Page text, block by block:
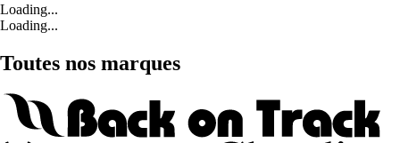
Loading...
Loading...
Toutes nos marques